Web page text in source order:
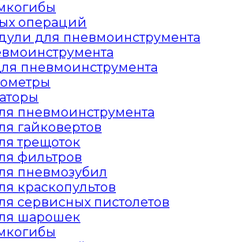
операций
для пневмоинструмента
пневмоинструмента
пневмоинструмента
гайковертов
трещоток
фильтров
пневмозубил
краскопультов
сервисных пистолетов
шарошек